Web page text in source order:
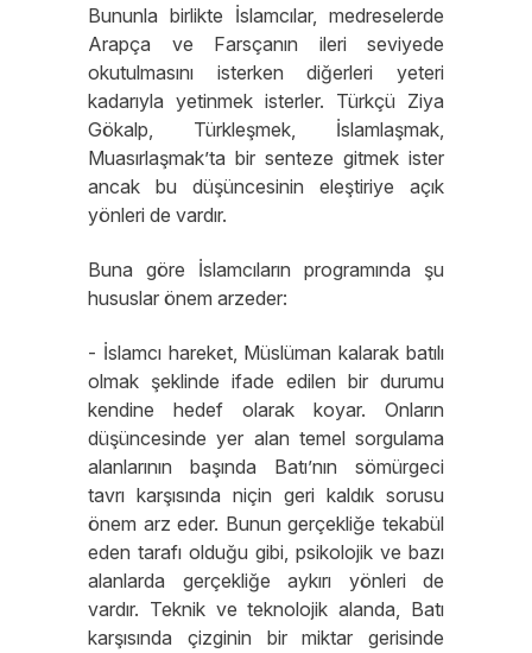
Bununla birlikte İslamcılar, medreselerde
Arapça ve Farsçanın ileri seviyede
okutulmasını isterken diğerleri yeteri
kadarıyla yetinmek isterler. Türkçü Ziya
Gökalp, Türkleşmek, İslamlaşmak,
Muasırlaşmak’ta bir senteze gitmek ister
ancak bu düşüncesinin eleştiriye açık
yönleri de vardır.
Buna göre İslamcıların programında şu
hususlar önem arzeder:
- İslamcı hareket, Müslüman kalarak batılı
olmak şeklinde ifade edilen bir durumu
kendine hedef olarak koyar. Onların
düşüncesinde yer alan temel sorgulama
alanlarının başında Batı’nın sömürgeci
tavrı karşısında niçin geri kaldık sorusu
önem arz eder. Bunun gerçekliğe tekabül
eden tarafı olduğu gibi, psikolojik ve bazı
alanlarda gerçekliğe aykırı yönleri de
vardır. Teknik ve teknolojik alanda, Batı
karşısında çizginin bir miktar gerisinde